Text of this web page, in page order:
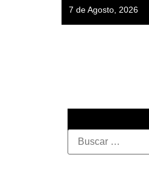
7 de Agosto, 2026